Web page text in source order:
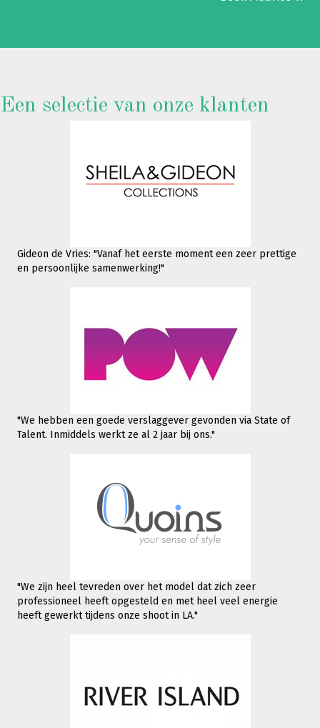
Een selectie van onze klanten
Gideon de Vries: "Vanaf het eerste moment een zeer prettige
en persoonlijke samenwerking!"
"We hebben een goede verslaggever gevonden via State of
Talent. Inmiddels werktze al 2 jaar bij ons."
"We zijn heel tevreden over het model dat zich zeer
professioneel heeft opgesteld en met heel veel energie
heeft gewerkt tijdens onze shoot in LA."